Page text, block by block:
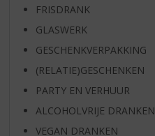
FRISDRANK
GLASWERK
GESCHENKVERPAKKING
(RELATIE)GESCHENKEN
PARTY EN VERHUUR
ALCOHOLVRIJE DRANKEN
VEGAN DRANKEN